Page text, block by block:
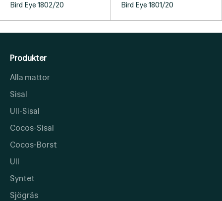
Bird Eye 1802/20 Bird Eye 1801/20
Produkter
Alla mattor
Sisal
Ull-Sisal
Cocos-Sisal
Cocos-Borst
Ull
Syntet
Sjögräs